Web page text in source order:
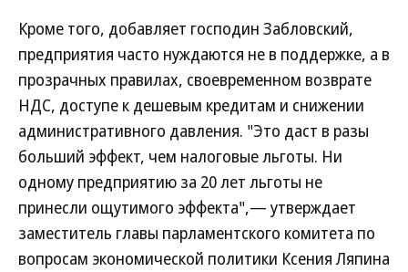
Кроме того, добавляет господин Забловский,
предприятия часто нуждаются не в поддержке, а в
прозрачных правилах, своевременном возврате
НДС, доступе к дешевым кредитам и снижении
административного давления. "Это даст в разы
больший эффект, чем налоговые льготы. Ни
одному предприятию за 20 лет льготы не
принесли ощутимого эффекта",— утверждает
заместитель главы парламентского комитета по
вопросам экономической политики Ксения Ляпина